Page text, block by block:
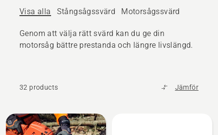
Visa alla Stångsågssvärd Motorsågssvärd
Genom att välja rätt svärd kan du ge din
motorsåg bättre prestanda och längre livslängd.
32 products Jämför
Alla